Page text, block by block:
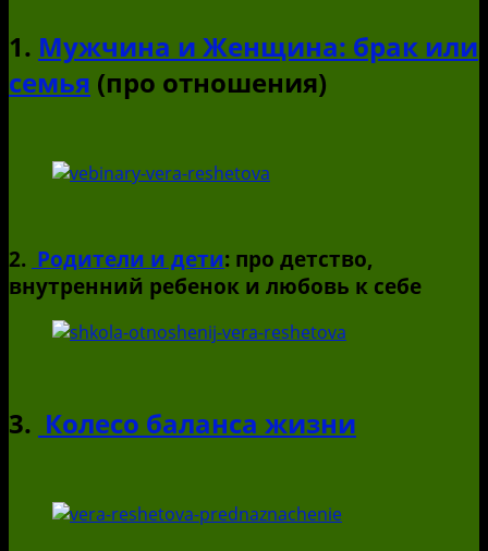
1. Мужчина и Женщина: брак или
семья (про отношения)
2. Родители и дети: про детство,
внутренний ребенок и любовь к себе
3. Колесо баланса жизни